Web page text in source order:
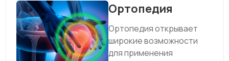
Ортопедия
Ортопедия открывает
широкие возможности
для применения